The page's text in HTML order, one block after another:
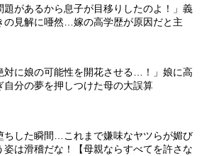
題があるから息子が目移りしたのよ！」義
の見解に唖然…嫁の高学歴が原因だと主
対に娘の可能性を開花させる…！」娘に高
自分の夢を押しつけた母の大誤算
ちした瞬間…これまで嫌味なヤツらが媚び
姿は滑稽だな！【母親ならすべてを許さな